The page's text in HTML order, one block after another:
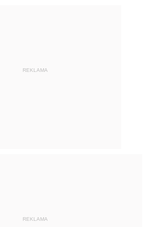
REKLAMA
REKLAMA